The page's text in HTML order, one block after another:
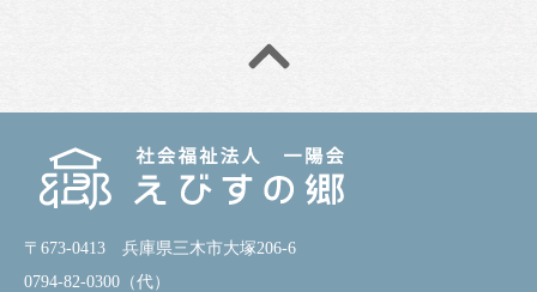
〒673-0413 兵庫県三木市大塚206-6
0794-82-0300（代）